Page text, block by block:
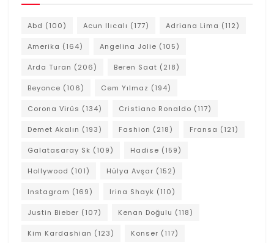
Abd (100) Acun Ilıcalı (177) Adriana Lima (112)
Amerika (164) Angelina Jolie (105)
Arda Turan (206) Beren Saat (218)
Beyonce (106) Cem Yılmaz (194)
Corona Virüs (134) Cristiano Ronaldo (117)
Demet Akalın (193) Fashion (218) Fransa (121)
Galatasaray Sk (109) Hadise (159)
Hollywood (101) Hülya Avşar (152)
Instagram (169) Irina Shayk (110)
Justin Bieber (107) Kenan Doğulu (118)
Kim Kardashian (123) Konser (117)